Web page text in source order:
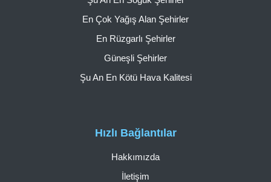
Hızlı Bağlantılar
Hakkımızda
İletişim
En Çok Yağış Alan Şehirler
En Rüzgarlı Şehirler
Güneşli Şehirler
Şu An En Kötü Hava Kalitesi